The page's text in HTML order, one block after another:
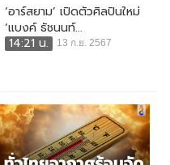
‘อาร์สยาม’ เปิดตัวศิลปินใหม่
‘แบงค์ ธัชนนท์...
14:21 น.
13 ก.ย. 2567